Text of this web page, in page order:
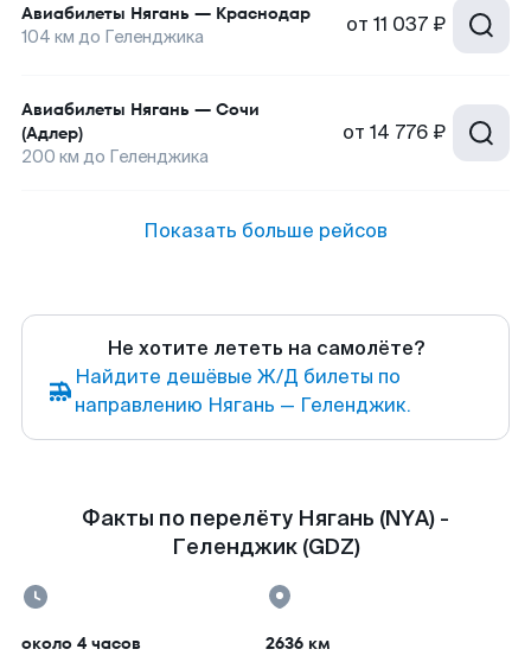
Авиабилеты Нягань — Краснодар
104 км до Геленджика от 11 037 ₽
Авиабилеты Нягань — Сочи
(Адлер)
200 км до Геленджика
от 14 776 ₽
Показать больше рейсов
Не хотите лететь на самолёте?
Найдите дешёвые Ж/Д билеты по
направлению Нягань — Геленджик.
Факты по перелёту Нягань (NYA) -
Геленджик (GDZ)
около 4 часов 2636 км